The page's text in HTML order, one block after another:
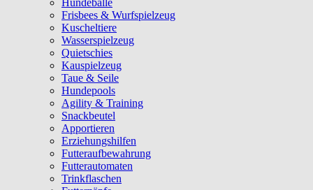
Hundebälle
Frisbees & Wurfspielzeug
Kuscheltiere
Wasserspielzeug
Quietschies
Kauspielzeug
Taue & Seile
Hundepools
Agility & Training
Snackbeutel
Apportieren
Erziehungshilfen
Futteraufbewahrung
Futterautomaten
Trinkflaschen